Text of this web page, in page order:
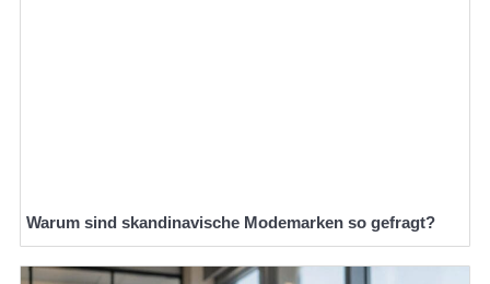
Warum sind skandinavische Modemarken so gefragt?